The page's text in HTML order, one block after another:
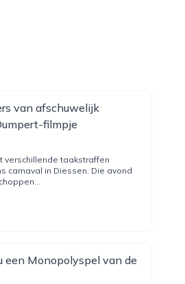
van afschuwelijk
filmpje
verschillende taakstraffen
carnaval in Diessen. Die avond
een Monopolyspel van de